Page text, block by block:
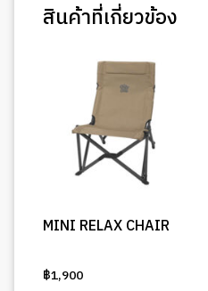
สินค้าที่เกี่ยวข้อง
MINI RELAX CHAIR
฿1,900